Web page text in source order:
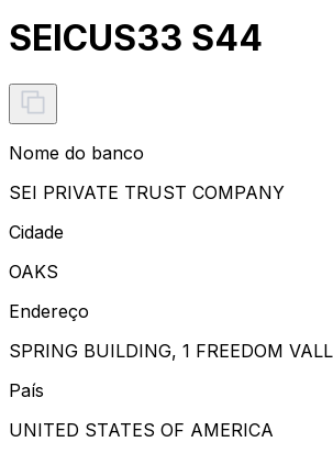
SEICUS33 S44
Nome do banco
SEI PRIVATE TRUST COMPANY
Cidade
OAKS
Endereço
SPRING BUILDING, 1 FREEDOM
País
UNITED STATES OF AMERICA